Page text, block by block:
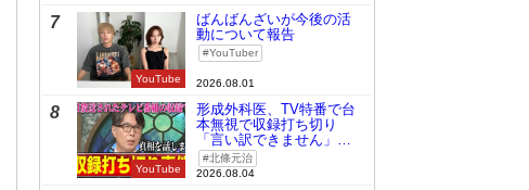
7
YouTube
ばんばんざいが今後の活
動について報告
YouTuber
2026.08.01
8
YouTube
形成外科医、TV特番で台
本無視で収録打ち切り
「言い訳できません」と
謝罪北條元治
2026.08.04